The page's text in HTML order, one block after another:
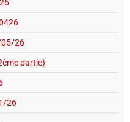
05/26
partie)
26